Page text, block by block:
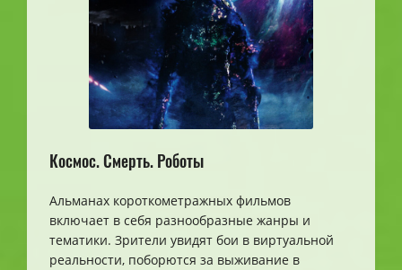
Космос. Смерть. Роботы
Альманах короткометражных фильмов
включает в себя разнообразные жанры и
тематики. Зрители увидят бои в виртуальной
реальности, поборются за выживание в